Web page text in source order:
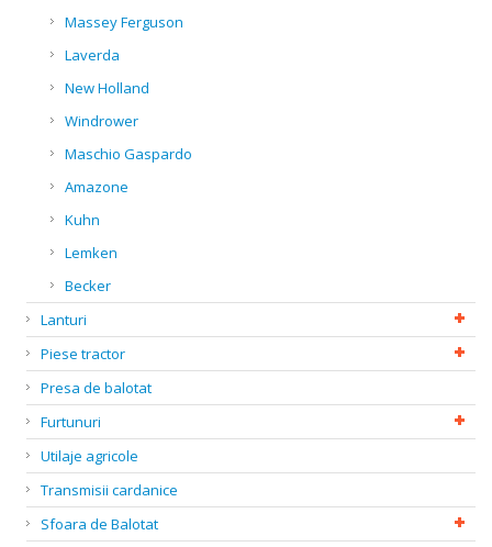
Massey Ferguson
Laverda
New Holland
Windrower
Maschio Gaspardo
Amazone
Kuhn
Lemken
Becker
Lanturi
Piese tractor
Presa de balotat
Furtunuri
Utilaje agricole
Transmisii cardanice
Sfoara de Balotat